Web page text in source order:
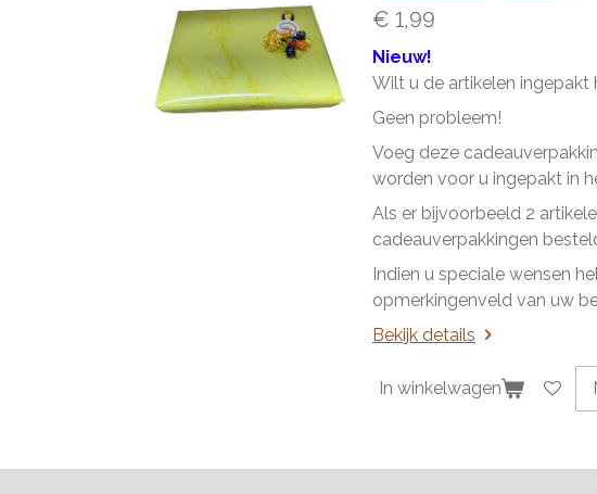
€ 1,99
Nieuw!
Wilt u de artikelen ingepakt
Geen probleem!
Voeg deze
worden voor u ingepakt in
Als er bijvoorbeeld 2
cadeauverpakkingen
Indien u speciale wensen
opmerkingenveld van uw
Bekijk details
In winkelwagen